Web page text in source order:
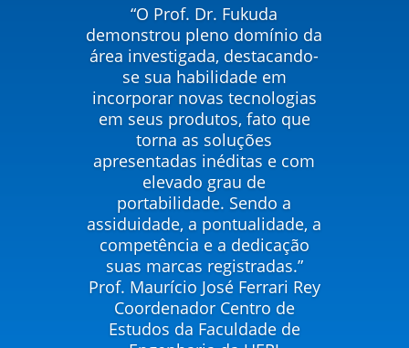
“O Prof. Dr. Fukuda
demonstrou pleno domínio da
área investigada, destacando-
se sua habilidade em
incorporar novas tecnologias
em seus produtos, fato que
torna as soluções
apresentadas inéditas e com
elevado grau de
portabilidade. Sendo a
assiduidade, a pontualidade, a
competência e a dedicação
suas marcas registradas.”
Prof. Maurício José Ferrari Rey
Coordenador Centro de
Estudos da Faculdade de